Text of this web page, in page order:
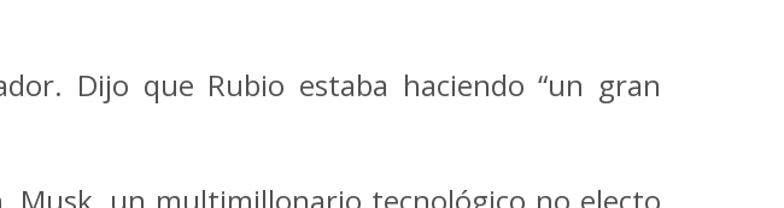
Dijo que Rubio estaba haciendo “un gran